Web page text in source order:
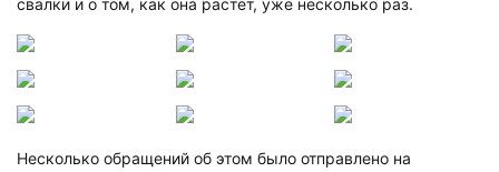
свалки и о том, как она растет, уже несколько раз.
Несколько обращений об этом было отправлено на